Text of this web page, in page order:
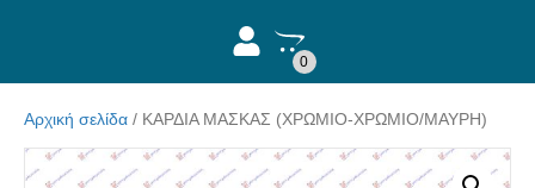
0
Αρχική σελίδα / ΚΑΡΔΙΑ ΜΑΣΚΑΣ (ΧΡΩΜΙΟ-ΧΡΩΜΙΟ/ΜΑΥΡΗ)